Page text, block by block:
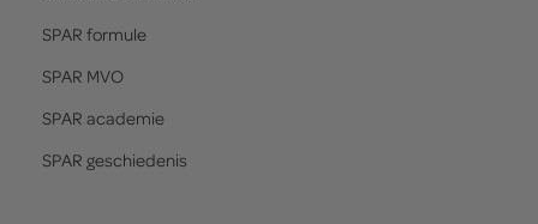
SPAR formule
SPAR MVO
SPAR academie
SPAR geschiedenis